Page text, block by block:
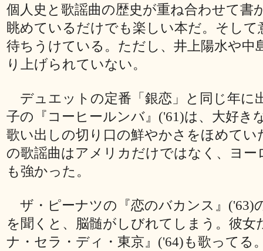
個人史と歌謡曲の歴史が重ね合わせて書
眺めているだけでも楽しい本だ。そして
待ちうけている。ただし、井上陽水や中
り上げられていない。
デュエットの定番「銀恋」と同じ年に
子の『コーヒールンバ』('61)は、大好き
歌い出しの切り口の鮮やかさをほめてい
の歌謡曲はアメリカだけではなく、ヨー
も強かった。
ザ・ピーナツの『恋のバカンス』('63)
を聞くと、脳髄がしびれてしまう。彼女
ナ・セラ・ディ・東京』('64)も歌ってる